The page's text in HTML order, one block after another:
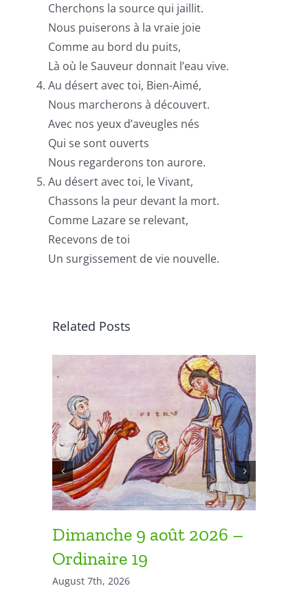
Cherchons la source qui jaillit.
Nous puiserons à la vraie joie
Comme au bord du puits,
Là où le Sauveur donnait l’eau vive.
Au désert avec toi, Bien-Aimé,
Nous marcherons à découvert.
Avec nos yeux d’aveugles nés
Qui se sont ouverts
Nous regarderons ton aurore.
Au désert avec toi, le Vivant,
Chassons la peur devant la mort.
Comme Lazare se relevant,
Recevons de toi
Un surgissement de vie nouvelle.
Related Posts
Dimanche 9 août 2026 –
Ordinaire 19
August 7th, 2026